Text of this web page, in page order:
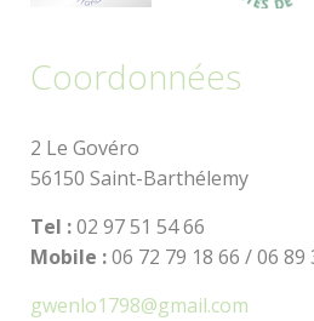
Coordonnées
2 Le Govéro
56150 Saint-Barthélemy
Tel :02 97 51 54 66
Mobile :06 72 79 18 66 / 06 89
gwenlo1798@gmail.com